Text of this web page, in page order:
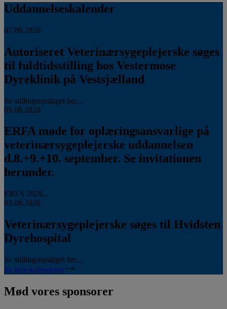
Uddannelseskalender
07.08.2026
Autoriseret Veterinærsygeplejerske søges
til fuldtidsstilling hos Vestermose
Dyreklinik på Vestsjælland
Se stillingsopslaget her...
05.08.2026
ERFA møde for oplæringsansvarlige på
veterinærsygeplejerske uddannelsen
d.8.+9.+10. september. Se invitationen
herunder.
ERFA 2026...
03.08.2026
Veterinærsygeplejerske søges til Hvidsten
Dyrehospital
Se stillingsopslaget her...
Se hele kalenderen
Mød vores sponsorer